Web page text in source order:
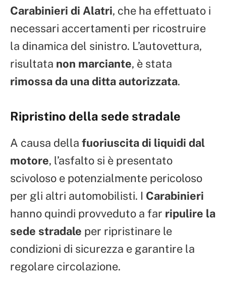
Carabinieri di Alatri, che ha effettuato i
necessari accertamenti per ricostruire
la dinamica del sinistro. L’autovettura,
risultata non marciante, è stata
rimossa da una ditta autorizzata.
Ripristino della sede stradale
A causa della fuoriuscita di liquidi dal
motore, l’asfalto si è presentato
scivoloso e potenzialmente pericoloso
per gli altri automobilisti. I Carabinieri
hanno quindi provveduto a far ripulire la
sede stradale per ripristinare le
condizioni di sicurezza e garantire la
regolare circolazione.